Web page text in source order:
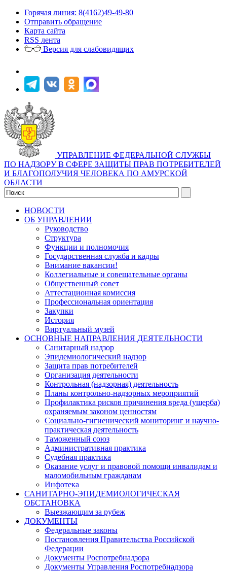
Горячая линия: 8(4162)49-49-80
Отправить обращение
Карта сайта
RSS лента
Версия для слабовидящих
УПРАВЛЕНИЕ ФЕДЕРАЛЬНОЙ СЛУЖБЫ
ПО НАДЗОРУ В СФЕРЕ ЗАЩИТЫ ПРАВ ПОТРЕБИТЕЛЕЙ
И БЛАГОПОЛУЧИЯ ЧЕЛОВЕКА ПО АМУРСКОЙ
ОБЛАСТИ
НОВОСТИ
ОБ УПРАВЛЕНИИ
Руководство
Структура
Функции и полномочия
Государственная служба и кадры
Внимание вакансии!
Коллегиальные и совещательные органы
Общественный совет
Аттестационная комиссия
Профессиональная ориентация
Закупки
История
Виртуальный музей
ОСНОВНЫЕ НАПРАВЛЕНИЯ ДЕЯТЕЛЬНОСТИ
Санитарный надзор
Эпидемиологический надзор
Защита прав потребителей
Организация деятельности
Контрольная (надзорная) деятельность
Планы контрольно-надзорных мероприятий
Профилактика рисков причинения вреда (ущерба)
охраняемым законом ценностям
Социально-гигиенический мониторинг и научно-
практическая деятельность
Таможенный союз
Административная практика
Судебная практика
Оказание услуг и правовой помощи инвалидам и
маломобильным гражданам
Инфотека
САНИТАРНО-ЭПИДЕМИОЛОГИЧЕСКАЯ
ОБСТАНОВКА
Выезжающим за рубеж
ДОКУМЕНТЫ
Федеральные законы
Постановления Правительства Российской
Федерации
Документы Роспотребнадзора
Документы Управления Роспотребнадзора